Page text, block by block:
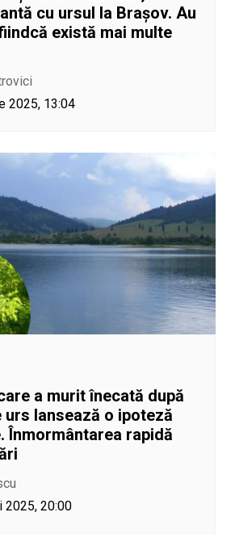
cu ursul la Brașov. Au
există mai multe
2025, 13:04
a murit înecată după
urs lansează o ipoteză
Înmormântarea rapidă
2025, 20:00